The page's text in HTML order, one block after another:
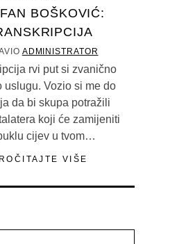
BOŠKOVIĆ:
ADMINISTRATOR
rvi put si zvanično
uslugu. Vozio si me do
da bi skupa potražili
koji će zamijeniti
cijev u tvom…
VIŠE